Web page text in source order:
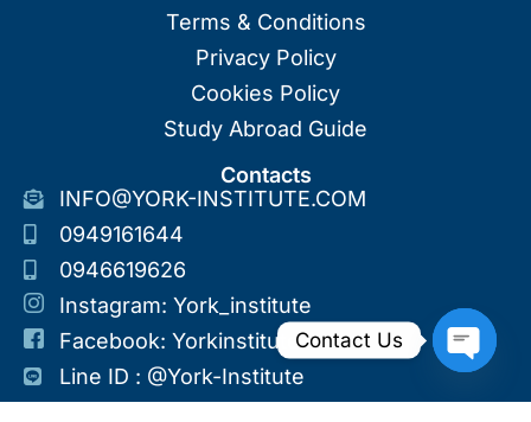
Terms & Conditions
Privacy Policy
Cookies Policy
Study Abroad Guide
Contacts
INFO@YORK-INSTITUTE.COM
0949161644
0946619626
Instagram: York_institute
Facebook: Yorkinstitute
Line ID : @york-Institute
Contact Us